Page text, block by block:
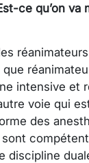
ce qu’on va
intensive et
voie qui
des
discipline